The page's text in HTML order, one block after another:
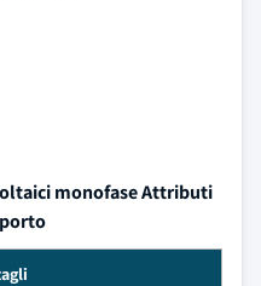
monofase Attributi